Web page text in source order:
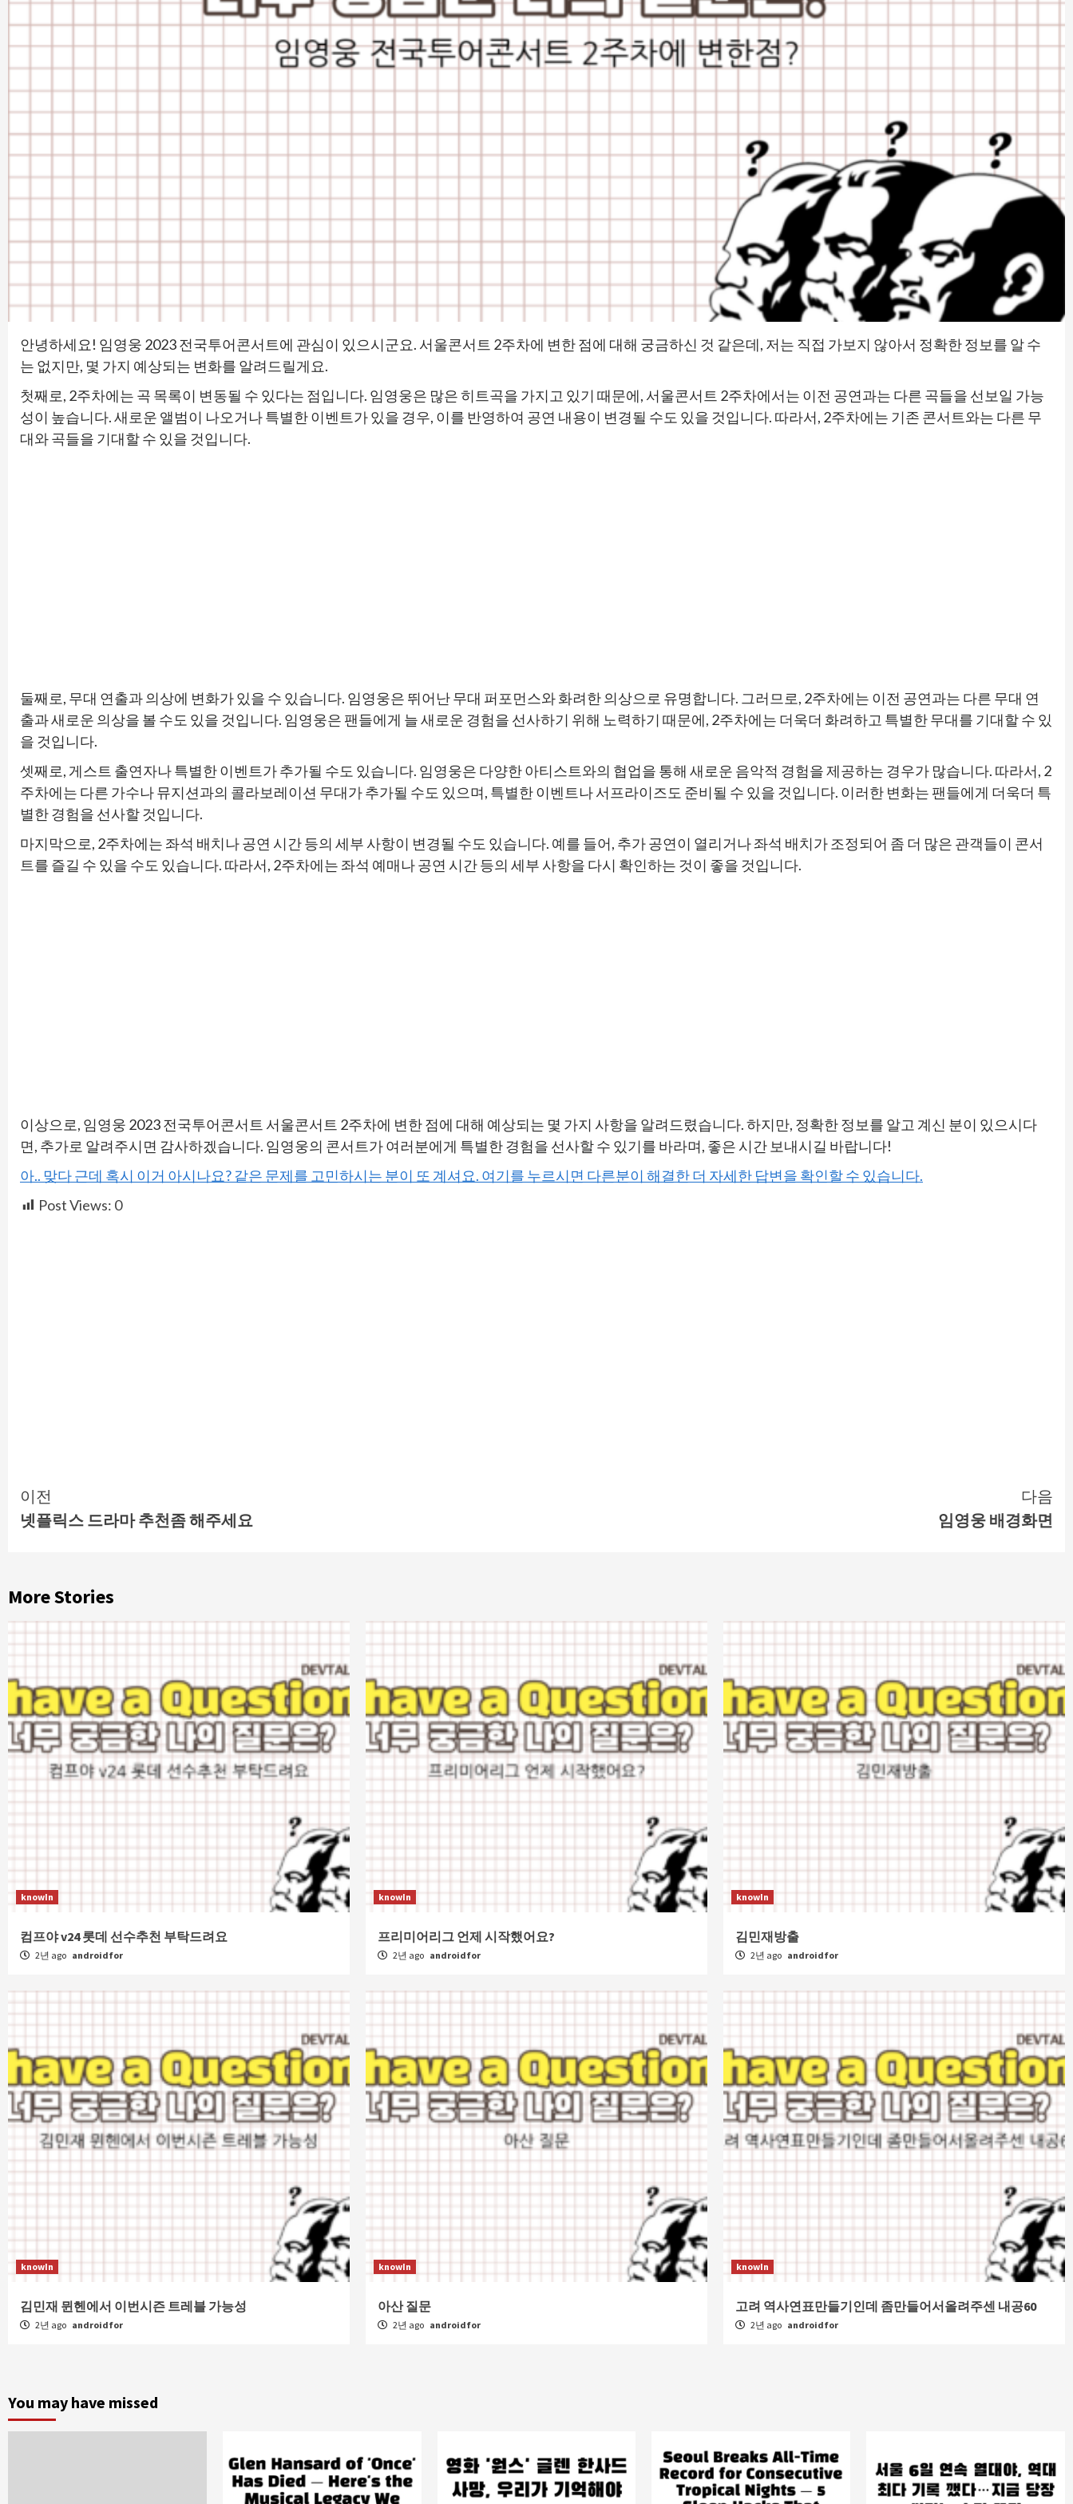
안녕하세요! 임영웅 2023 전국투어콘서트에 관심이 있으시군요. 서울콘서트 2주차에 변한 점에 대해 궁금하신 것 같은데, 저는 직접 가보지 않아서 정확한 정보를 알 수
는 없지만, 몇 가지 예상되는 변화를 알려드릴게요.
첫째로, 2주차에는 곡 목록이 변동될 수 있다는 점입니다. 임영웅은 많은 히트곡을 가지고 있기 때문에, 서울콘서트 2주차에서는 이전 공연과는 다른 곡들을 선보일 가능
성이 높습니다. 새로운 앨범이 나오거나 특별한 이벤트가 있을 경우, 이를 반영하여 공연 내용이 변경될 수도 있을 것입니다. 따라서, 2주차에는 기존 콘서트와는 다른 무
대와 곡들을 기대할 수 있을 것입니다.
둘째로, 무대 연출과 의상에 변화가 있을 수 있습니다. 임영웅은 뛰어난 무대 퍼포먼스와 화려한 의상으로 유명합니다. 그러므로, 2주차에는 이전 공연과는 다른 무대 연
출과 새로운 의상을 볼 수도 있을 것입니다. 임영웅은 팬들에게 늘 새로운 경험을 선사하기 위해 노력하기 때문에, 2주차에는 더욱더 화려하고 특별한 무대를 기대할 수 있
을 것입니다.
셋째로, 게스트 출연자나 특별한 이벤트가 추가될 수도 있습니다. 임영웅은 다양한 아티스트와의 협업을 통해 새로운 음악적 경험을 제공하는 경우가 많습니다. 따라서, 2
주차에는 다른 가수나 뮤지션과의 콜라보레이션 무대가 추가될 수도 있으며, 특별한 이벤트나 서프라이즈도 준비될 수 있을 것입니다. 이러한 변화는 팬들에게 더욱더 특
별한 경험을 선사할 것입니다.
마지막으로, 2주차에는 좌석 배치나 공연 시간 등의 세부 사항이 변경될 수도 있습니다. 예를 들어, 추가 공연이 열리거나 좌석 배치가 조정되어 좀 더 많은 관객들이 콘서
트를 즐길 수 있을 수도 있습니다. 따라서, 2주차에는 좌석 예매나 공연 시간 등의 세부 사항을 다시 확인하는 것이 좋을 것입니다.
이상으로, 임영웅 2023 전국투어콘서트 서울콘서트 2주차에 변한 점에 대해 예상되는 몇 가지 사항을 알려드렸습니다. 하지만, 정확한 정보를 알고 계신 분이 있으시다
면, 추가로 알려주시면 감사하겠습니다. 임영웅의 콘서트가 여러분에게 특별한 경험을 선사할 수 있기를 바라며, 좋은 시간 보내시길 바랍니다!
아.. 맞다 근데 혹시 이거 아시나요? 같은 문제를 고민하시는 분이 또 계셔요. 여기를 누르시면 다른분이 해결한 더 자세한 답변을 확인할 수 있습니다.
Post Views: 0
Continue
Reading
이전
넷플릭스 드라마 추천좀 해주세요
다음
임영웅 배경화면
More Stories
knowIn
컴프야 v24 롯데 선수추천 부탁드려요
2년 ago androidfor
knowIn
프리미어리그 언제 시작했어요?
2년 ago androidfor
knowIn
김민재방출
2년 ago androidfor
knowIn
김민재 뮌헨에서 이번시즌 트레블 가능성
2년 ago androidfor
knowIn
아산 질문
2년 ago androidfor
knowIn
고려 역사연표만들기인데 좀만들어서올려주센 내공60
2년 ago androidfor
You may have missed